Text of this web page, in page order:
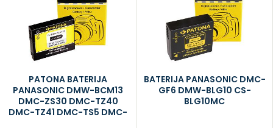
PATONA BATERIJA
PANASONIC DMW-BCM13
DMC-ZS30 DMC-TZ40
DMC-TZ41 DMC-TS5 DMC-
BATERIJA PANASONIC DMC-
GF6 DMW-BLG10 CS-
BLG10MC